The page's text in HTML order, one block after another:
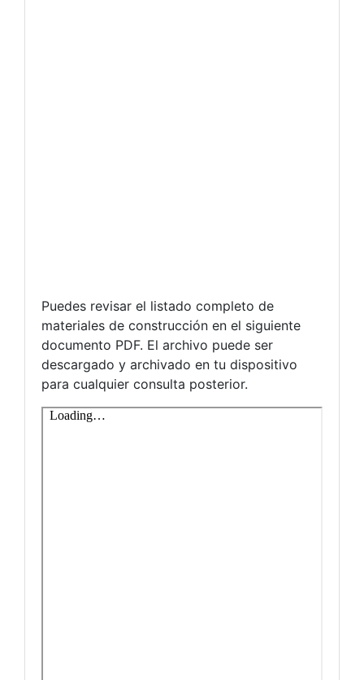
Puedes revisar el listado completo de
materiales de construcción en el siguiente
documento PDF. El archivo puede ser
descargado y archivado en tu dispositivo
para cualquier consulta posterior.